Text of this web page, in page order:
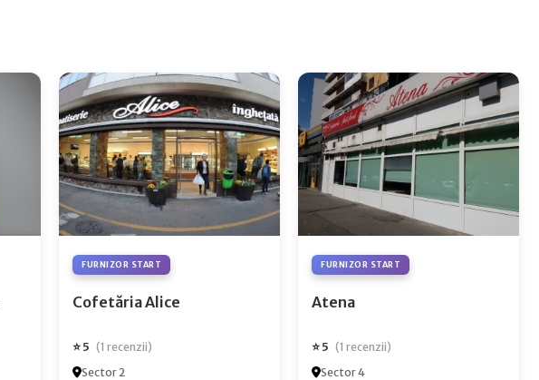
FURNIZOR START
Cofetăria Alice
⭐ 5 (1 recenzii)
Sector 2
FURNIZOR START
Atena
⭐ 5 (1 recenzii)
Sector 4